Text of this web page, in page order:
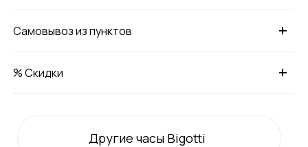
+
Самовывоз из пунктов
+
% Скидки
Другие часы Bigotti